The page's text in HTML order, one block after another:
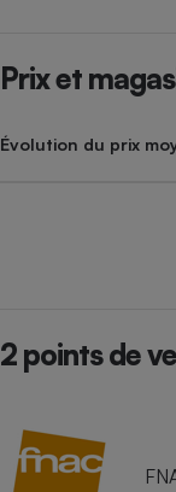
Prix et
Évolution du prix
2 points de